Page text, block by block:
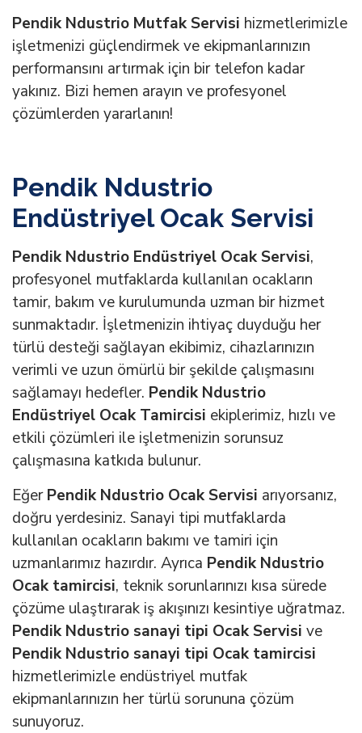
Pendik Ndustrio Mutfak Servisi hizmetlerimizle
işletmenizi güçlendirmek ve ekipmanlarınızın
performansını artırmak için bir telefon kadar
yakınız. Bizi hemen arayın ve profesyonel
çözümlerden yararlanın!
Pendik Ndustrio
Endüstriyel Ocak Servisi
Pendik Ndustrio Endüstriyel Ocak Servisi,
profesyonel mutfaklarda kullanılan ocakların
tamir, bakım ve kurulumunda uzman bir hizmet
sunmaktadır. İşletmenizin ihtiyaç duyduğu her
türlü desteği sağlayan ekibimiz, cihazlarınızın
verimli ve uzun ömürlü bir şekilde çalışmasını
sağlamayı hedefler. Pendik Ndustrio
Endüstriyel Ocak Tamircisi ekiplerimiz, hızlı ve
etkili çözümleri ile işletmenizin sorunsuz
çalışmasına katkıda bulunur.
EğerPendik Ndustrio Ocak Servisi arıyorsanız,
doğru yerdesiniz. Sanayi tipi mutfaklarda
kullanılan ocakların bakımı ve tamiri için
uzmanlarımız hazırdır. Ayrıca Pendik Ndustrio
Ocak tamircisi, teknik sorunlarınızı kısa sürede
çözüme ulaştırarak iş akışınızı kesintiye uğratmaz.
Pendik Ndustrio sanayi tipi Ocak Servisi ve
Pendik Ndustrio sanayi tipi Ocak tamircisi
hizmetlerimizle endüstriyel mutfak
ekipmanlarınızın her türlü sorununa çözüm
sunuyoruz.